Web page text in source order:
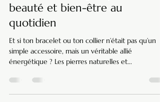
beauté et bien-être au
quotidien
Et si ton bracelet ou ton collier n’était pas qu’un
simple accessoire, mais un véritable allié
énergétique ? Les pierres naturelles et...